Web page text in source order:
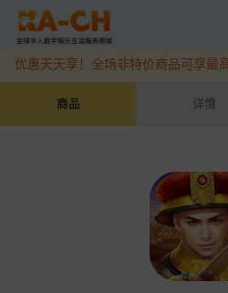
叫我万岁爷-港台/
抖音盛夏宠粉季来袭！抖钻充值最高
优惠天天享！全场非特价商品可享最
商品 详情